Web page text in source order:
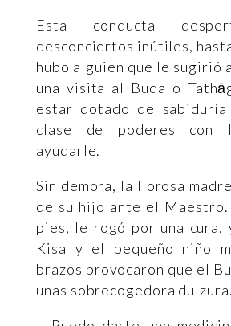
Esta conducta
desconciertos inútiles,
hubo alguien que le sugirió
una visita al Buda o
estar dotado de
clase de poderes con
ayudarle.
Sin demora, la llorosa
de su hijo ante el Maestro.
pies, le rogó por una cura,
Kisa y el pequeño niño
brazos provocaron que el
unas sobrecogedora dulzura.